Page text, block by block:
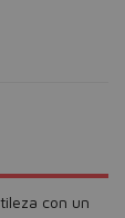
con un